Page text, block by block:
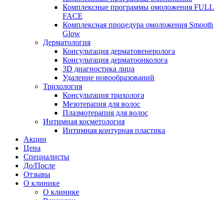
Комплексные программы омоложения FULL
FACE
Комплексная процедура омоложения Smooth
Glow
Дерматология
Консультация дерматовенеролога
Консультация дерматоонколога
3D диагностика лица
Удаление новообразований
Трихология
Консультация трихолога
Мезотерапия для волос
Плазмотерапия для волос
Интимная косметология
Интимная контурная пластика
Акции
Цена
Специалисты
До/После
Отзывы
О клинике
О клинике